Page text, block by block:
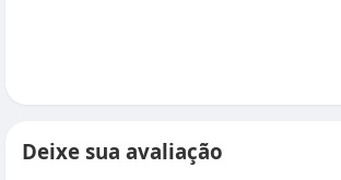
Deixe sua avaliação